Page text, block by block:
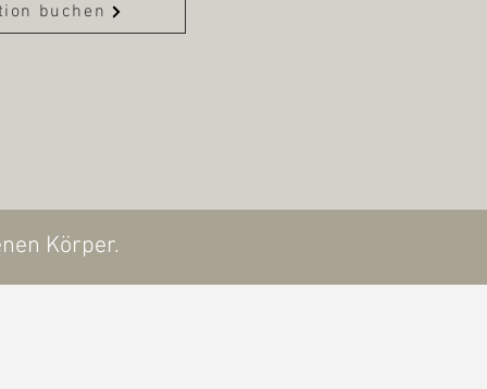
buchen
Körper.